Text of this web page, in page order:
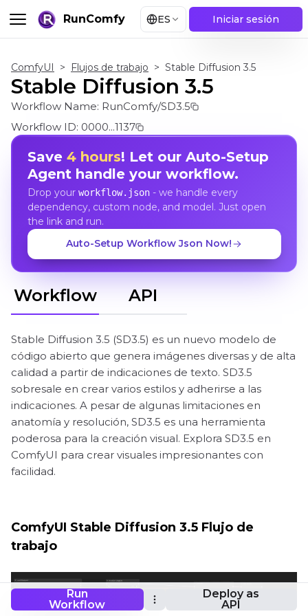
RunComfy ES Iniciar sesión
Run
Workflow
Deploy as
API
ComfyUI > Flujos de trabajo > Stable Diffusion 3.5
Stable Diffusion 3.5
Workflow Name: RunComfy/SD3.5
Workflow ID: 0000...1137
Save 4 hours! Let our Auto-Setup
Agent handle your workflow.
Drop your workflow.json- we handle every
dependency, custom node, and model. Just open
the link and run.
Auto-Setup Workflow Json Now!
Workflow API
Stable Diffusion 3.5 (SD3.5) es un nuevo modelo de
código abierto que genera imágenes diversas y de alta
calidad a partir de indicaciones de texto. SD3.5
sobresale en crear varios estilos y adherirse a las
indicaciones. A pesar de algunas limitaciones en
anatomía y resolución, SD3.5 es una herramienta
poderosa para la creación visual. Explora SD3.5 en
ComfyUI para crear visuales impresionantes con
facilidad.
ComfyUI Stable Diffusion 3.5 Flujo de
trabajo